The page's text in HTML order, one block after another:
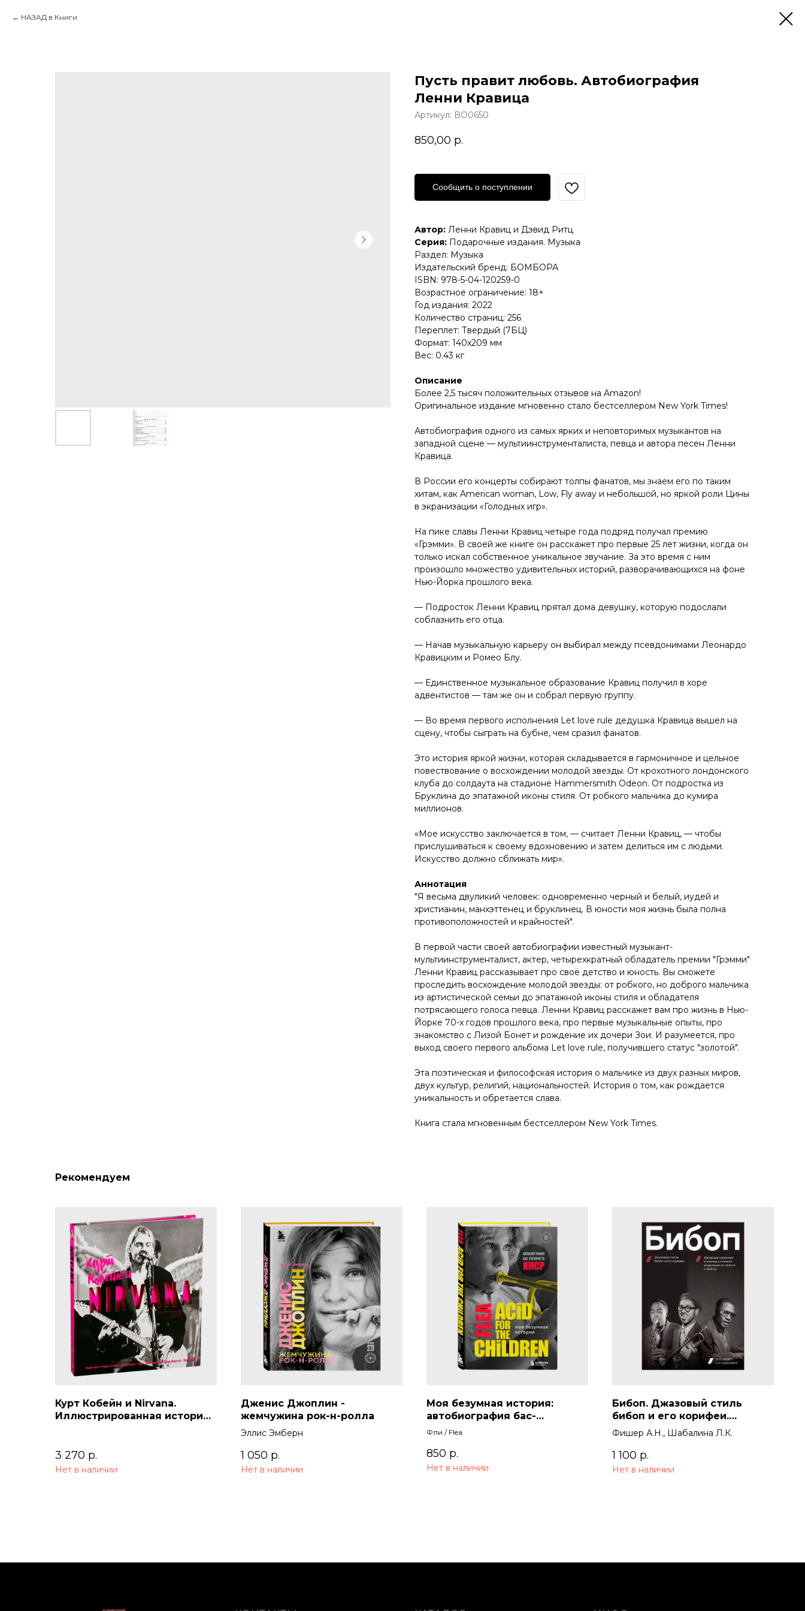
НАЗАД в Книги
Пусть правит любовь. Автобиография
Ленни Кравица
Артикул: BO0650
850,00 р.
Сообщить о поступлении
Автор: Ленни Кравиц и Дэвид Ритц
Серия: Подарочные издания. Музыка
Раздел: Музыка
Издательский бренд: БОМБОРА
ISBN: 978-5-04-120259-0
Возрастное ограничение: 18+
Год издания: 2022
Количество страниц: 256
Переплет: Твердый (7БЦ)
Формат: 140x209 мм
Вес: 0.43 кг
Описание
Более 2,5 тысяч положительных отзывов на Amazon!
Оригинальное издание мгновенно стало бестселлером New York Times!
Автобиография одного из самых ярких и неповторимых музыкантов на
западной сцене — мультиинструменталиста, певца и автора песен Ленни
Кравица.
В России его концерты собирают толпы фанатов, мы знаем его по таким
хитам, как American woman, Low, Fly away и небольшой, но яркой роли Цины
в экранизации «Голодных игр».
На пике славы Ленни Кравиц четыре года подряд получал премию
«Грэмми». В своей же книге он расскажет про первые 25 лет жизни, когда он
только искал собственное уникальное звучание. За это время с ним
произошло множество удивительных историй, разворачивающихся на фоне
Нью-Йорка прошлого века.
— Подросток Ленни Кравиц прятал дома девушку, которую подослали
соблазнить его отца.
— Начав музыкальную карьеру он выбирал между псевдонимами Леонардо
Кравицким и Ромео Блу.
— Единственное музыкальное образование Кравиц получил в хоре
адвентистов — там же он и собрал первую группу.
— Во время первого исполнения Let love rule дедушка Кравица вышел на
сцену, чтобы сыграть на бубне, чем сразил фанатов.
Это история яркой жизни, которая складывается в гармоничное и цельное
повествование о восхождении молодой звезды. От крохотного лондонского
клуба до солдаута на стадионе Hammersmith Odeon. От подростка из
Бруклина до эпатажной иконы стиля. От робкого мальчика до кумира
миллионов.
«Мое искусство заключается в том, — считает Ленни Кравиц, — чтобы
прислушиваться к своему вдохновению и затем делиться им с людьми.
Искусство должно сближать мир».
Аннотация
"Я весьма двуликий человек: одновременно черный и белый, иудей и
христианин, манхэттенец и бруклинец. В юности моя жизнь была полна
противоположностей и крайностей".
В первой части своей автобиографии известный музыкант-
мультиинструменталист, актер, четырехкратный обладатель премии "Грэмми"
Ленни Кравиц рассказывает про своё детство и юность. Вы сможете
проследить восхождение молодой звезды: от робкого, но доброго мальчика
из артистической семьи до эпатажной иконы стиля и обладателя
потрясающего голоса певца. Ленни Кравиц расскажет вам про жизнь в Нью-
Йорке 70-х годов прошлого века, про первые музыкальные опыты, про
знакомство с Лизой Бонет и рождение их дочери Зои. И разумеется, про
выход своего первого альбома Let love rule, получившего статус "золотой".
Эта поэтическая и философская история о мальчике из двух разных миров,
двух культур, религий, национальностей. История о том, как рождается
уникальность и обретается слава.
Книга стала мгновенным бестселлером New York Times.
Рекомендуем
Курт Кобейн и Nirvana.
Иллюстрированная история
3 270 р.
Нет в наличии
Дженис Джоплин -
жемчужина рок-н-ролла
Эллис Эмберн
1 050 р.
Нет в наличии
Моя безумная история:
автобиография бас-
гитариста RHCP (Acid for the
Фли / Flea
850 р.
Нет в наличии
Бибоп. Джазовый стиль
бибоп и его корифеи.
Джазовая гармония в период
стилевой модуляции от
свинга к бибопу
Фишер А.Н., Шабалина Л.К.
1 100 р.
Нет в наличии